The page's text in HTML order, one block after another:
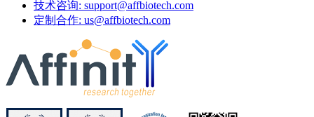
技术咨询: support@affbiotech.com
定制合作: us@affbiotech.com